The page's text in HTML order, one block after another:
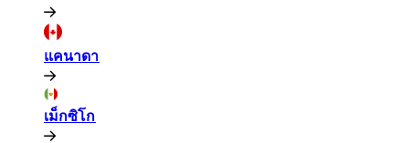
แคนาดา​​
เม็กซิโก​​